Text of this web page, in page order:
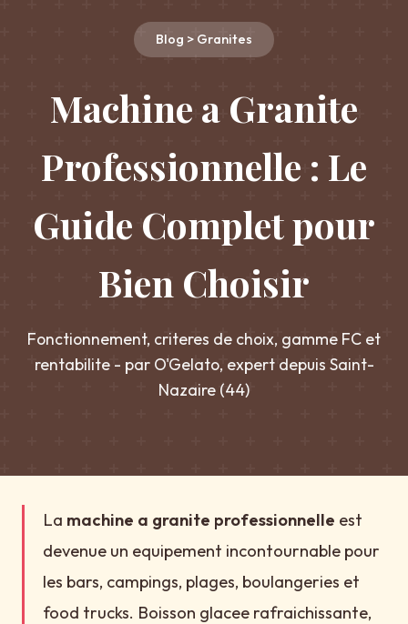
Blog > Granites
Machine a Granite
Professionnelle : Le
Guide Complet pour
Bien Choisir
Fonctionnement, criteres de choix, gamme FC et
rentabilite - par O'Gelato, expert depuis Saint-
Nazaire (44)
La machine a granite professionnelle est
devenue un equipement incontournable pour
les bars, campings, plages, boulangeries et
food trucks. Boisson glacee rafraichissante,